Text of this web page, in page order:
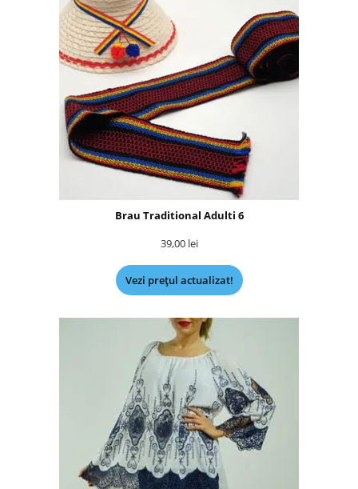
Brau Traditional Adulti 6
39,00 lei
Vezi prețul actualizat!